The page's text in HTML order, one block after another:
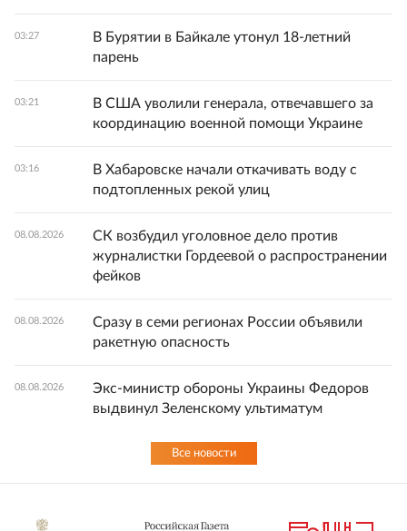
03:27
В Бурятии в Байкале утонул 18-летний
парень
03:21
В США уволили генерала, отвечавшего за
координацию военной помощи Украине
03:16
В Хабаровске начали откачивать воду с
подтопленных рекой улиц
08.08.2026
СК возбудил уголовное дело против
журналистки Гордеевой о распространении
фейков
08.08.2026
Сразу в семи регионах России объявили
ракетную опасность
08.08.2026
Экс-министр обороны Украины Федоров
выдвинул Зеленскому ультиматум
Все новости